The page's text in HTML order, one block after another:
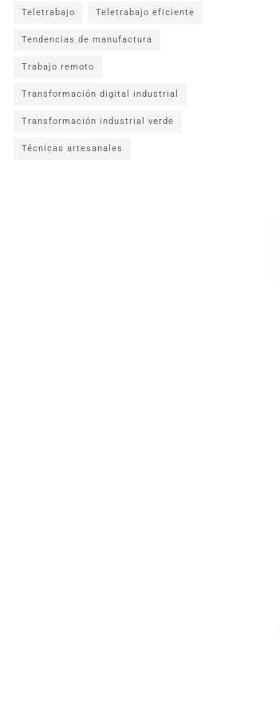
Teletrabajo Teletrabajo eficiente
Tendencias de manufactura
Trabajo remoto
Transformación digital industrial
Transformación industrial verde
Técnicas artesanales